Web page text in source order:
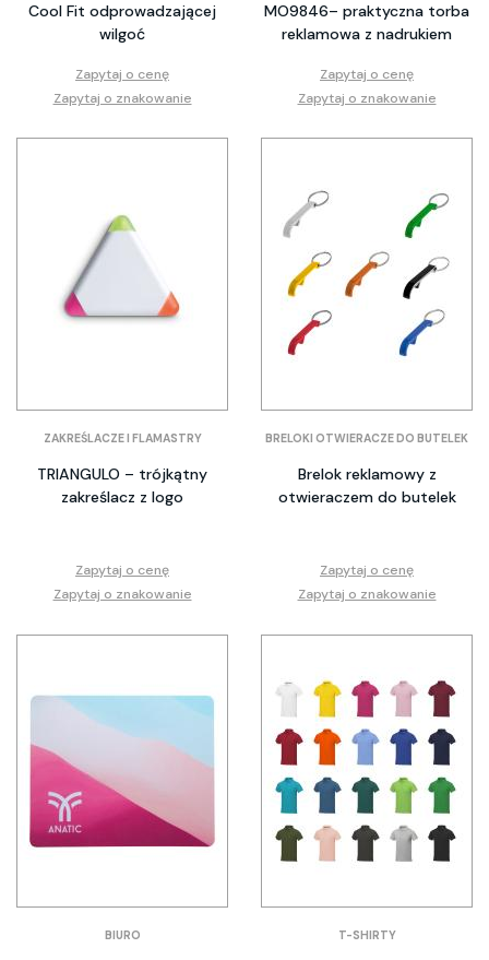
Cool Fit odprowadzającej
wilgoć
Zapytaj o cenę
Zapytaj o znakowanie
MO9846– praktyczna torba
reklamowa z nadrukiem
Zapytaj o cenę
Zapytaj o znakowanie
ZAKREŚLACZE I FLAMASTRY
TRIANGULO – trójkątny
zakreślacz z logo
Zapytaj o cenę
Zapytaj o znakowanie
BRELOKI OTWIERACZE DO BUTELEK
Brelok reklamowy z
otwieraczem do butelek
Zapytaj o cenę
Zapytaj o znakowanie
BIURO T-SHIRTY